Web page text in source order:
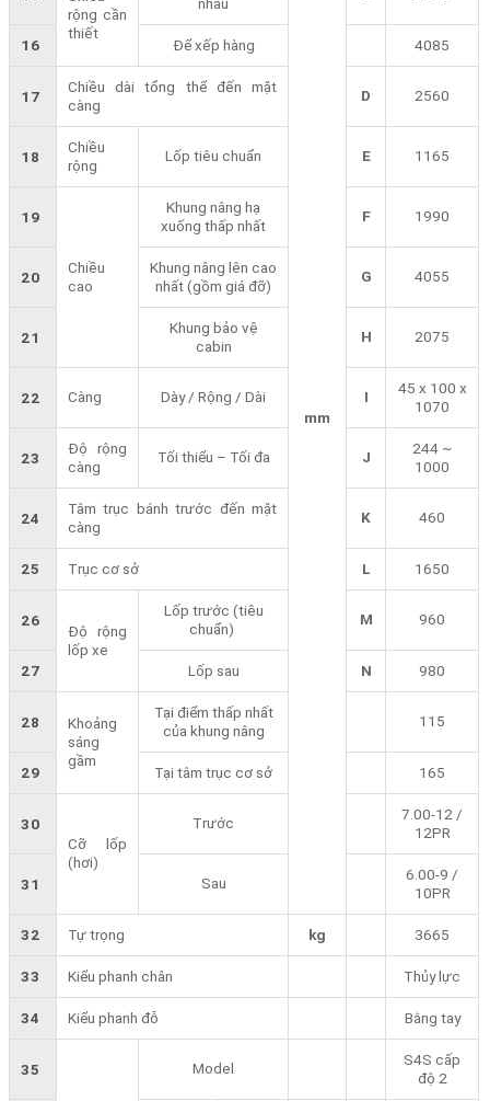
mm
rộng cần
thiết
16 Để xếp hàng 4085
17
Chiều dài tổng thể đến mặt
càng
D 2560
18
Chiều
rộng
Lốp tiêu chuẩn E 1165
19
Chiều
cao
Khung nâng hạ
xuống thấp nhất
F 1990
20
Khung nâng lên cao
nhất (gồm giá đỡ)
G 4055
21
Khung bảo vệ
cabin
H 2075
22 Càng Dày / Rộng / Dài I
45 x 100 x
1070
23
Độ rộng
càng
Tối thiểu – Tối đa J
244 ~
1000
24
Tâm trục bánh trước đến mặt
càng
K 460
25 Trục cơ sở L 1650
26
Độ rộng
lốp xe
Lốp trước (tiêu
chuẩn)
M 960
27 Lốp sau N 980
28
Khoảng
sáng
gầm
Tại điểm thấp nhất
của khung nâng
115
29 Tại tâm trục cơ sở 165
30
Cỡ lốp
(hơi)
Trước
7.00-12 /
12PR
31 Sau
6.00-9 /
10PR
32 Tự trọng kg 3665
33 Kiểu phanh chân Thủy lực
34 Kiểu phanh đỗ Bằng tay
35 Model
S4S cấp
độ 2